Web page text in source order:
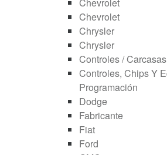
Chevrolet
Chevrolet
Chrysler
Chrysler
Controles / Carcasas
Controles, Chips Y
Programación
Dodge
Fabricante
Fiat
Ford